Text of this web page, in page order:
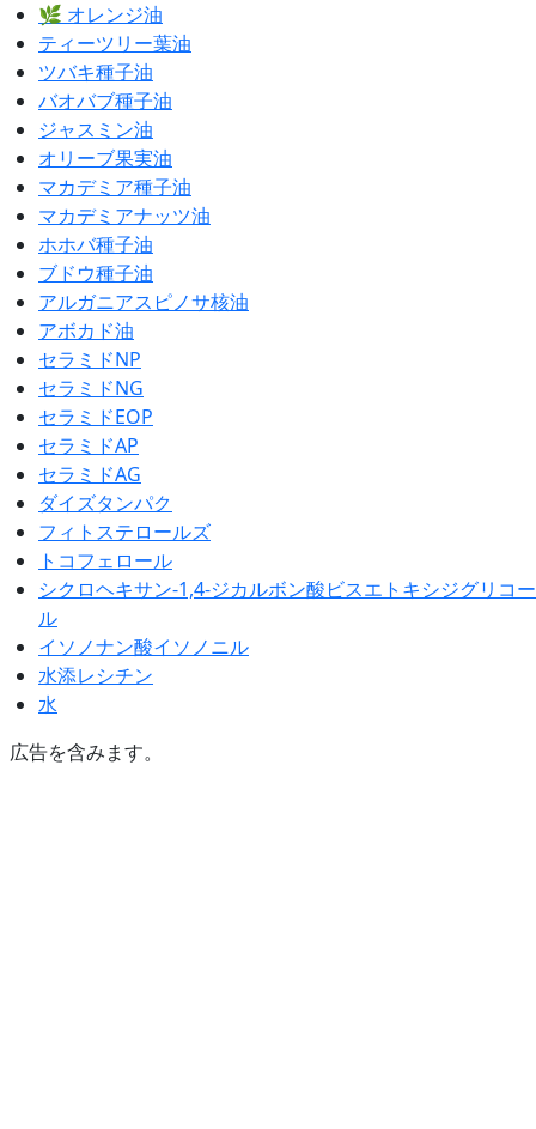
🌿 オレンジ油
ティーツリー葉油
ツバキ種子油
バオバブ種子油
ジャスミン油
オリーブ果実油
マカデミア種子油
マカデミアナッツ油
ホホバ種子油
ブドウ種子油
アルガニアスピノサ核油
アボカド油
セラミドNP
セラミドNG
セラミドEOP
セラミドAP
セラミドAG
ダイズタンパク
フィトステロールズ
トコフェロール
シクロヘキサン-1,4-ジカルボン酸ビスエトキシジグリコー
ル
イソノナン酸イソノニル
水添レシチン
水
広告を含みます。